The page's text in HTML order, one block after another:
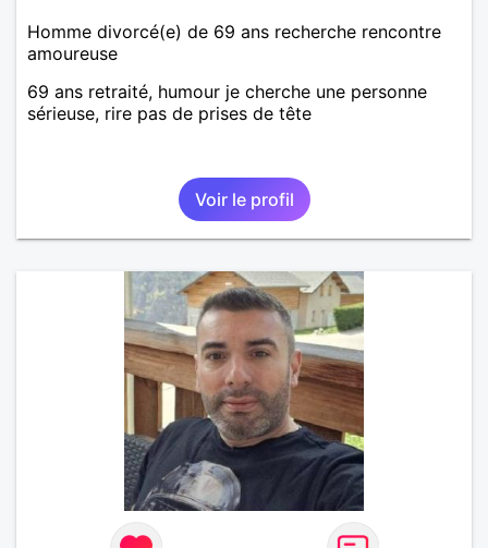
Homme divorcé(e) de 69 ans recherche rencontre
amoureuse
69 ans retraité, humour je cherche une personne
sérieuse, rire pas de prises de tête
Voir le profil